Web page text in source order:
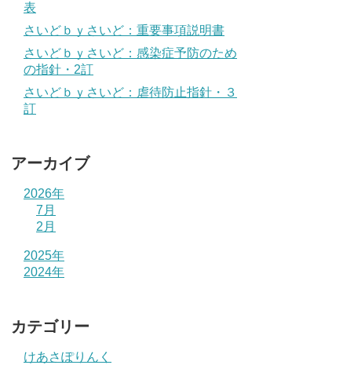
表
さいどｂｙさいど：重要事項説明書
さいどｂｙさいど：感染症予防のため
の指針・2訂
さいどｂｙさいど：虐待防止指針・３
訂
アーカイブ
2026年
7月
2月
2025年
2024年
カテゴリー
けあさぽりんく